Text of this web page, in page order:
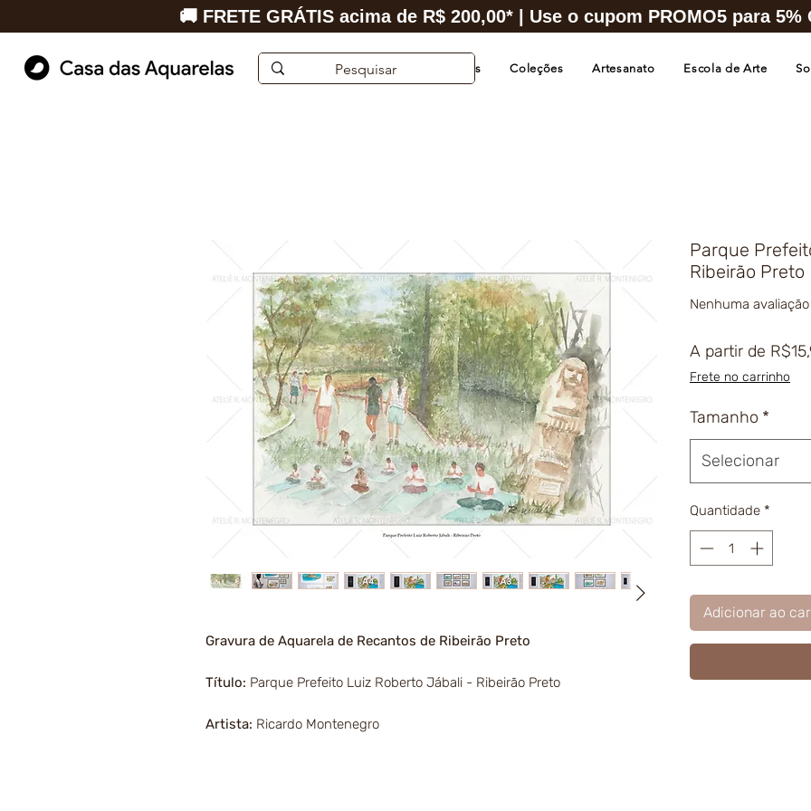
Aquarelas de Cidades Coleções Artesanato Escola de Arte
🚚 FRETE GRÁTIS acima de R$ 200,00* | Use o cupom PROMO5 para
Gravura de Aquarela de Recantos de Ribeirão Preto
Título: Parque Prefeito Luiz Roberto Jábali - Ribeirão Preto
Artista: Ricardo Montenegro
Parque
Ribeirão Preto
Nenhuma avaliação
A partir de
Frete no carrinho
Tamanho *
Selecionar
Quantidade *
Adicionar ao